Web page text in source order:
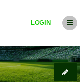
LOGIN